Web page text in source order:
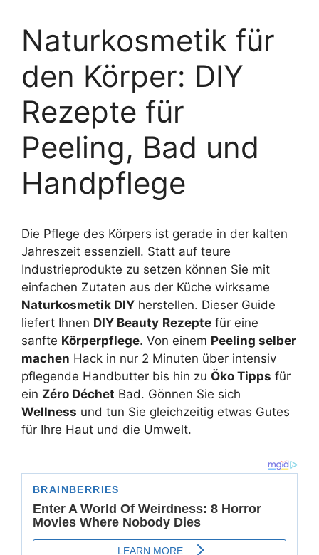
Naturkosmetik für
den Körper: DIY
Rezepte für
Peeling, Bad und
Handpflege
Die Pflege des Körpers ist gerade in der kalten
Jahreszeit essenziell. Statt auf teure
Industrieprodukte zu setzen können Sie mit
einfachen Zutaten aus der Küche wirksame
Naturkosmetik DIY herstellen. Dieser Guide
liefert Ihnen DIY Beauty Rezepte für eine
sanfte Körperpflege. Von einem Peeling selber
machen Hack in nur 2 Minuten über intensiv
pflegende Handbutter bis hin zu Öko Tipps für
ein Zéro Déchet Bad. Gönnen Sie sich
Wellness und tun Sie gleichzeitig etwas Gutes
für Ihre Haut und die Umwelt.